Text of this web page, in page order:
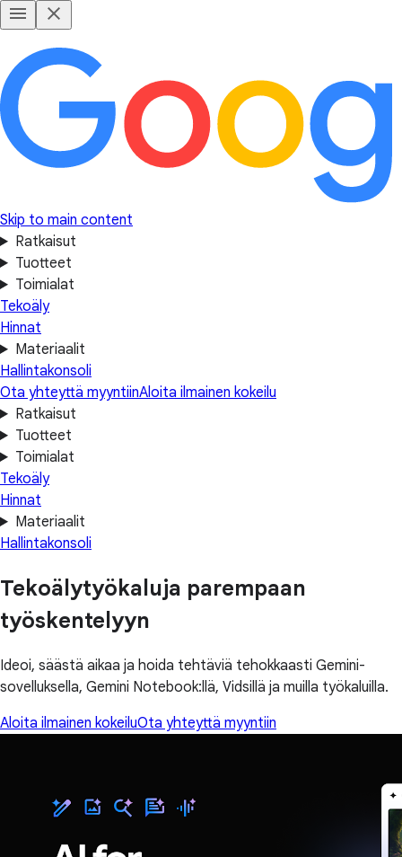
Skip to main content
Ratkaisut
Tuotteet
Toimialat
Tekoäly
Hinnat
Materiaalit
Hallintakonsoli
Ota yhteyttä myyntiinAloita ilmainen kokeilu
Ratkaisut
Tuotteet
Toimialat
Tekoäly
Hinnat
Materiaalit
Hallintakonsoli
Tekoälytyökaluja parempaan
työskentelyyn
Ideoi, säästä aikaa ja hoida tehtäviä tehokkaasti Gemini-
sovelluksella, Gemini Notebook:llä, Vidsillä ja muilla työkaluilla.
Aloita ilmainen kokeiluOta yhteyttä myyntiin